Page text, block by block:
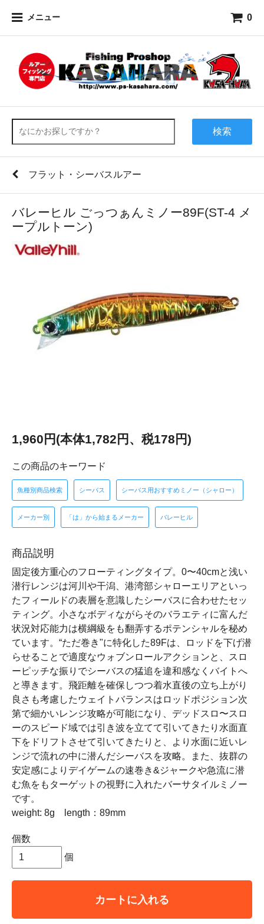
メニュー 0
検索
フラット・シーバスルアー
バレーヒル ごっつぁんミノー89F(ST-4 メ
ープルトーン)
1,960円(本体1,782円、税178円)
この商品のキーワード
魚種別商品検索 シーバス シーバス用おすすめミノー（シャロー）
メーカー別 「は」から始まるメーカー バレーヒル
商品説明
固定後方重心のフローティングタイプ。0〜40cmと浅い
潜行レンジは河川や干潟、港湾部シャローエリアといっ
たフィールドの表層を意識したシーバスに合わせたセッ
ティング。小さなボディながらそのバラエティに富んだ
状況対応能力は横綱級をも翻弄するポテンシャルを秘め
ています。“ただ巻き"に特化した89Fは、ロッドを下げ潜
らせることで適度なウォブンロールアクションと、スロ
ーピッチな振りでシーバスの猛追を違和感なくバイトへ
と導きます。飛距離を確保しつつ着水直後の立ち上がり
良さも考慮したウェイトバランスはロッドポジション次
第で細かいレンジ攻略が可能になり、デッドスロ〜スロ
ーのスピード域では引き波を立てて引いてきたり水面直
下をドリフトさせて引いてきたりと、より水面に近いレ
ンジで流れの中に潜んだシーバスを攻略。また、抜群の
安定感によりデイゲームの速巻き&ジャークや急流に潜
む魚をもターゲットの視野に入れたバーサタイルミノー
です。
weight: 8g length：89mm
個数
個
カートに入れる